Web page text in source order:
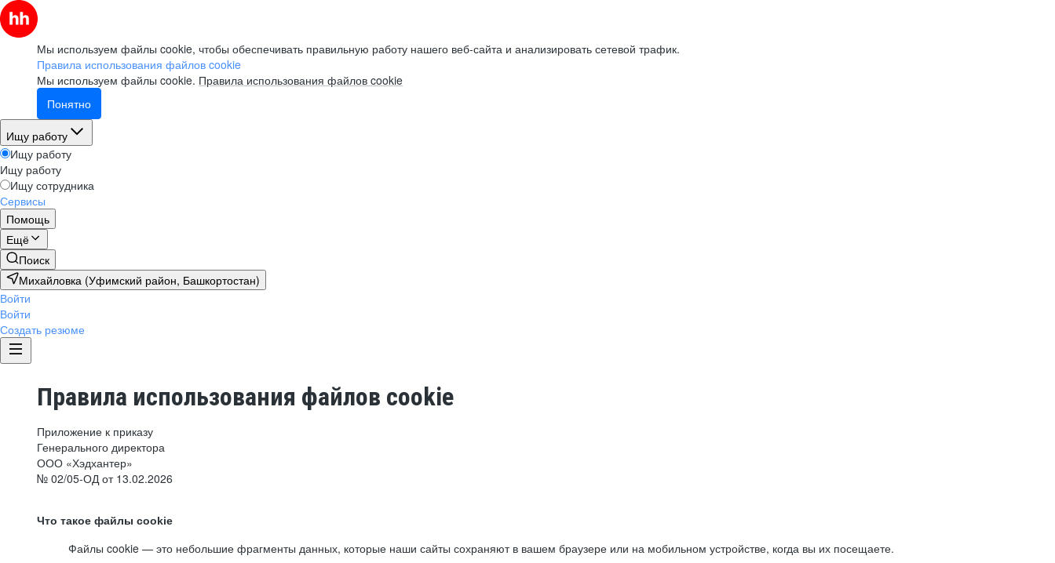
Мы используем файлы cookie, чтобы обеспечивать правильную работу нашего веб-сайта и анализировать сетевой трафик.
Правила использования файлов cookie
Мы используем файлы cookie. Правила использования файлов cookie
Понятно
Ищу работу
Ищу работу
Ищу работу
Ищу сотрудника
Сервисы
Помощь
Ещё
Поиск
Михайловка (Уфимский район, Башкортостан)
Войти
Войти
Создать резюме
Правила использования файлов cookie
Приложение к приказу
Генерального директора
ООО «Хэдхантер»
№ 02/05-ОД от 13.02.2026
Что такое файлы cookie
Файлы cookie — это небольшие фрагменты данных, которые наши сайты сохраняют в вашем браузере или на мобильном устройстве, когда вы их посещаете.